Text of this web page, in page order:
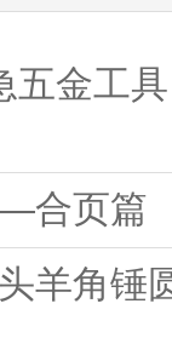
五金工
合页篇
羊角锤